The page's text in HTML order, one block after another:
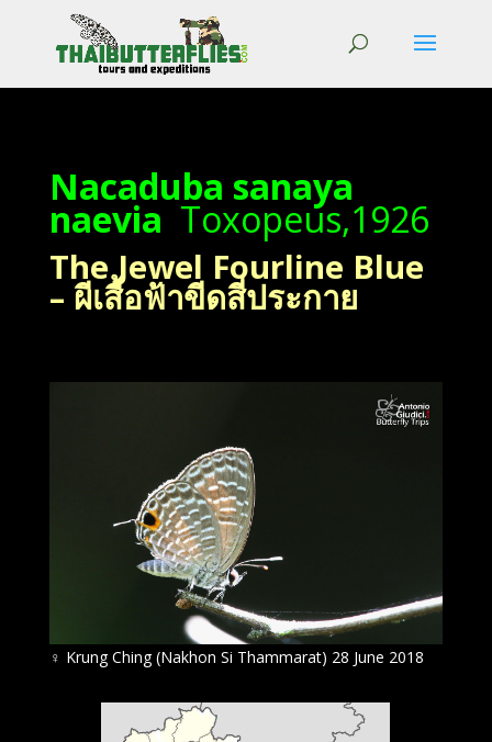
Nacaduba sanaya
naevia Toxopeus,1926
The Jewel Fourline Blue
– ผีเสื้อฟ้าขีดสี่ประกาย
♀ Krung Ching (Nakhon Si Thammarat) 28 June 2018